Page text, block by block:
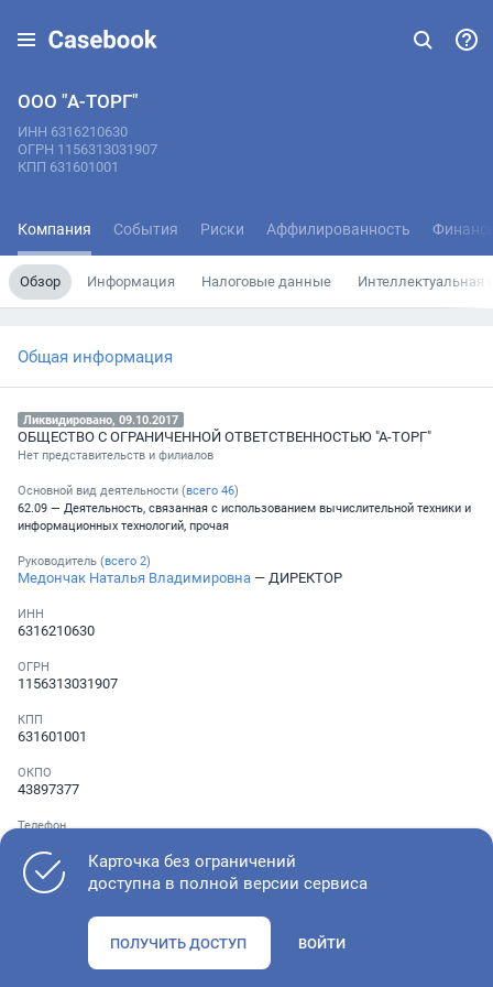
ООО "А-ТОРГ"
ИНН 6316210630
ОГРН 1156313031907
КПП 631601001
Компания События Риски Аффилированность
Обзор Информация Налоговые данные Интеллектуальная
Общая информация
Ликвидировано, 09.10.2017
ОБЩЕСТВО С ОГРАНИЧЕННОЙ ОТВЕТСТВЕННОСТЬЮ "А-ТОРГ"
Нет представительств и филиалов
Основной вид деятельности (всего 46)
62.09 — Деятельность, связанная с использованием вычислительной техники и
информационных технологий, прочая
Руководитель (всего 2)
Медончак Наталья Владимировна — ДИРЕКТОР
ИНН
6316210630
ОГРН
1156313031907
КПП
631601001
ОКПО
43897377
Телефон
Как оценить состояние компании
Карточка без ограничений
доступна в полной версии сервиса
ПОЛУЧИТЬ ДОСТУП ВОЙТИ